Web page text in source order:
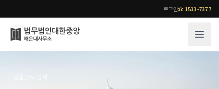
로그인☎ 1533-7377